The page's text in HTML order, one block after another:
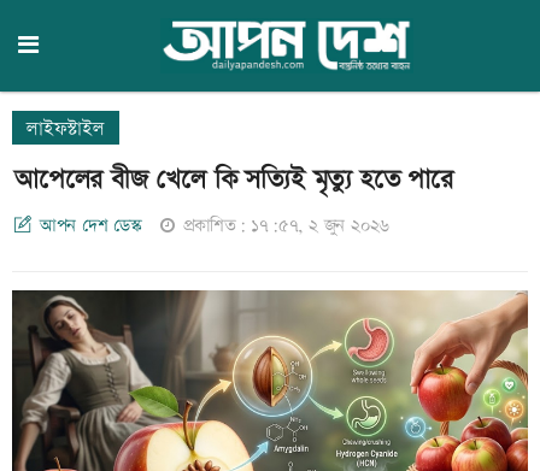
লাইফস্টাইল
আপেলের বীজ খেলে কি সত্যিই মৃত্যু হতে পারে
আপন দেশ ডেস্ক প্রকাশিত: ১৭:৫৭, ২ জুন ২০২৬